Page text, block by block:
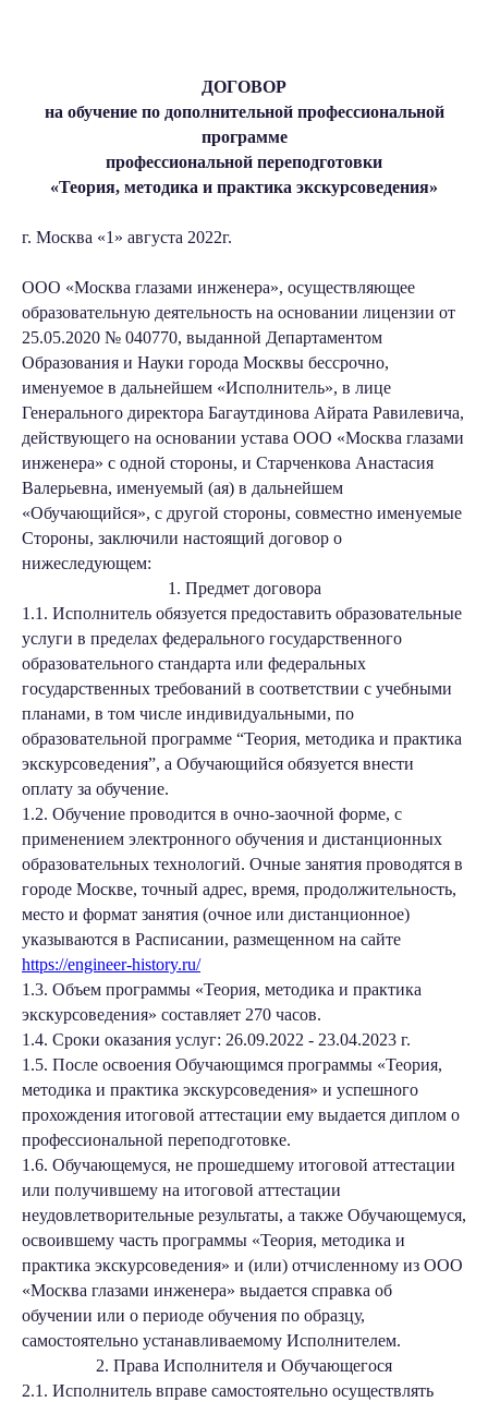
ДОГОВОР
на обучение по дополнительной профессиональной
программе
профессиональной переподготовки
«Теория, методика и практика экскурсоведения»
г. Москва «1» августа 2022г.
ООО «Москва глазами инженера», осуществляющее
образовательную деятельность на основании лицензии от
25.05.2020 № 040770, выданной Департаментом
Образования и Науки города Москвы бессрочно,
именуемое в дальнейшем «Исполнитель», в лице
Генерального директора Багаутдинова Айрата Равилевича,
действующего на основании устава ООО «Москва глазами
инженера» с одной стороны, и Старченкова Анастасия
Валерьевна, именуемый (ая) в дальнейшем
«Обучающийся», с другой стороны, совместно именуемые
Стороны, заключили настоящий договор о
нижеследующем:
1. Предмет договора
1.1. Исполнитель обязуется предоставить образовательные
услуги в пределах федерального государственного
образовательного стандарта или федеральных
государственных требований в соответствии с учебными
планами, в том числе индивидуальными, по
образовательной программе “Теория, методика и практика
экскурсоведения”, а Обучающийся обязуется внести
оплату за обучение.
1.2. Обучение проводится в очно-заочной форме, с
применением электронного обучения и дистанционных
образовательных технологий. Очные занятия проводятся в
городе Москве, точный адрес, время, продолжительность,
место и формат занятия (очное или дистанционное)
указываются в Расписании, размещенном на сайте
https://engineer-history.ru/
1.3. Объем программы «Теория, методика и практика
экскурсоведения» составляет 270 часов.
1.4. Сроки оказания услуг: 26.09.2022 - 23.04.2023 г.
1.5. После освоения Обучающимся программы «Теория,
методика и практика экскурсоведения» и успешного
прохождения итоговой аттестации ему выдается диплом о
профессиональной переподготовке.
1.6. Обучающемуся, не прошедшему итоговой аттестации
или получившему на итоговой аттестации
неудовлетворительные результаты, а также Обучающемуся,
освоившему часть программы «Теория, методика и
практика экскурсоведения» и (или) отчисленному из ООО
«Москва глазами инженера» выдается справка об
обучении или о периоде обучения по образцу,
самостоятельно устанавливаемому Исполнителем.
2. Права Исполнителя и Обучающегося
2.1. Исполнитель вправе самостоятельно осуществлять